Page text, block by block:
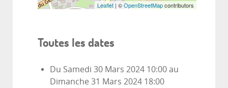
Leaflet | ©OpenStreetMapcontributors
Toutes les dates
Du Samedi 30 Mars 2024 10:00 au
Dimanche 31 Mars 2024 18:00